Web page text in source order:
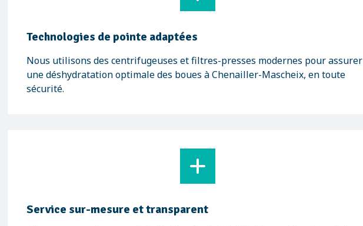
Technologies de pointe adaptées
Nous utilisons des centrifugeuses et filtres-presses modernes pour assurer
une déshydratation optimale des boues à Chenailler-Mascheix, en toute
sécurité.
Service sur-mesure et transparent